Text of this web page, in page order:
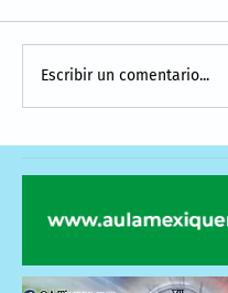
Escribir un comentario...